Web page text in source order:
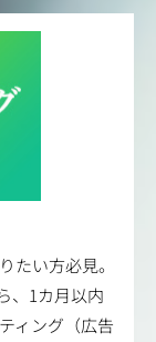
たい方必見。
、1カ月以内
ィング（広告